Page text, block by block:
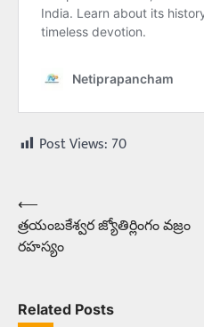
Post Views: 70
Post
navigation
⟵
త్రయంబకేశ్వర జ్యోతిర్లింగం వజ్రం
రహస్యం
Related Posts